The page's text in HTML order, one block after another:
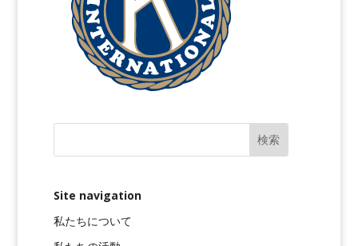
Site navigation
私たちについて